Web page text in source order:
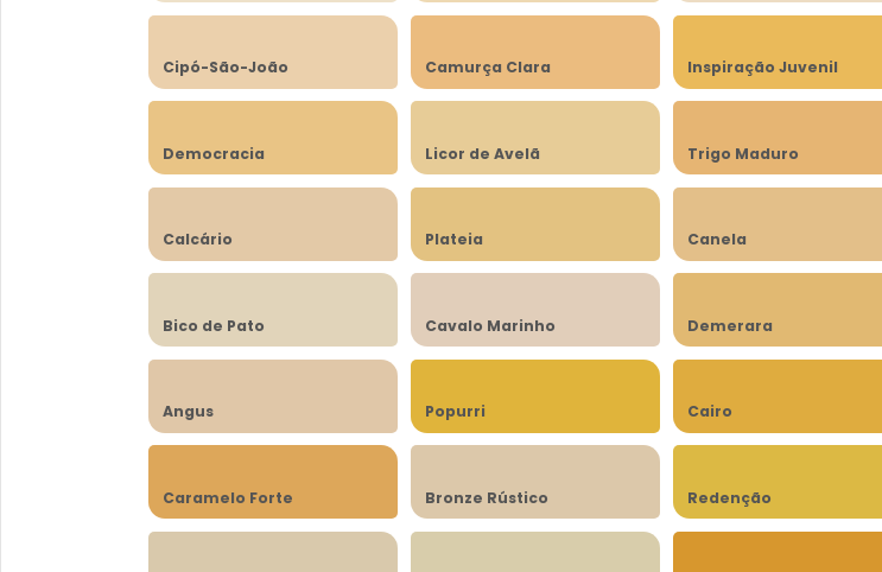
Cipó-São-João Camurça Clara Inspiração Juvenil
Democracia Licor de Avelã Trigo Maduro
Calcário Plateia Canela
Bico de Pato Cavalo Marinho Demerara
Angus Popurri Cairo
Caramelo Forte Bronze Rústico Redenção